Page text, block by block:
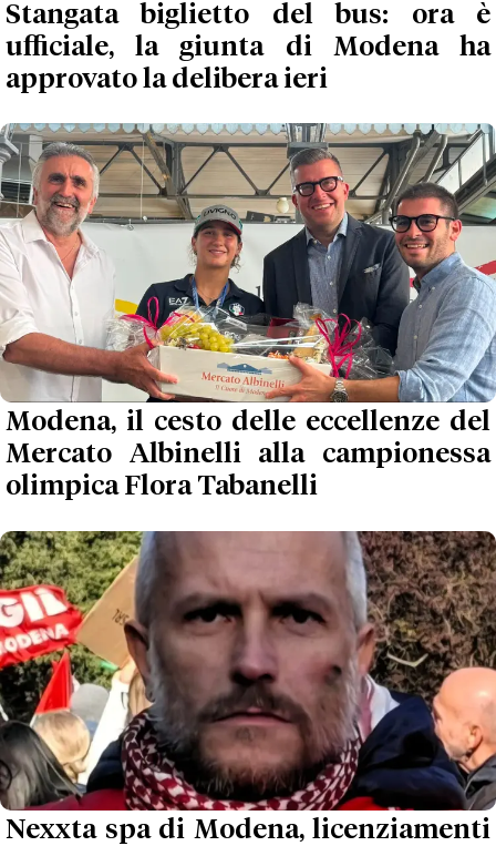
Stangata biglietto del bus: ora è
ufficiale, la giunta di Modena ha
approvato la delibera ieri
Modena, il cesto delle eccellenze del
Mercato Albinelli alla campionessa
olimpica Flora Tabanelli
Nexxta spa di Modena, licenziamenti